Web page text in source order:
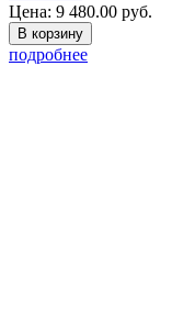
Цена: 9 480.00 руб.
подробнее